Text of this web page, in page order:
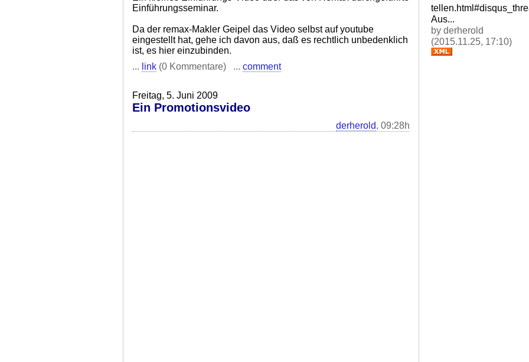
Einführungsseminar.
Da der remax-Makler Geipel das Video selbst auf youtube
eingestellt hat, gehe ich davon aus, daß es rechtlich unbedenklich
ist, es hier einzubinden.
... link (0 Kommentare) ... comment
Freitag, 5. Juni 2009
Ein Promotionsvideo
derherold, 09:28h
Aus...
by derherold
(2015.11.25, 17:10)